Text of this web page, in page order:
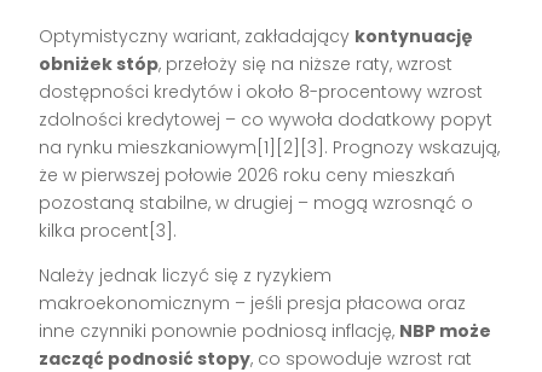
Optymistyczny wariant, zakładający kontynuację
obniżek stóp, przełoży się na niższe raty, wzrost
dostępności kredytów i około 8-procentowy wzrost
zdolności kredytowej – co wywoła dodatkowy popyt
na rynku mieszkaniowym[1][2][3]. Prognozy wskazują,
że w pierwszej połowie 2026 roku ceny mieszkań
pozostaną stabilne, w drugiej – mogą wzrosnąć o
kilka procent[3].
Należy jednak liczyć się z ryzykiem
makroekonomicznym – jeśli presja płacowa oraz
inne czynniki ponownie podniosą inflację, NBP może
zacząć podnosić stopy, co spowoduje wzrost rat